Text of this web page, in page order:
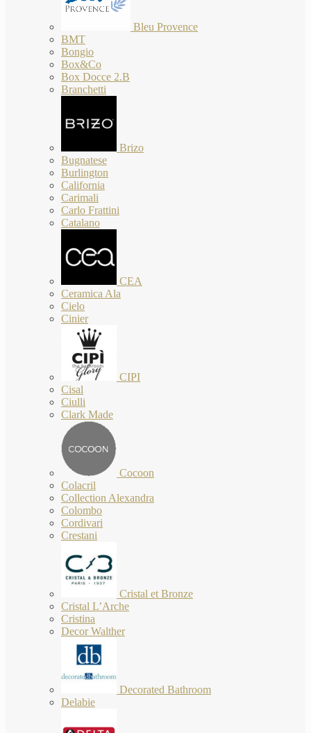
Bleu Provence
BMT
Bongio
Box&Co
Box Docce 2.B
Branchetti
Brizo
Bugnatese
Burlington
California
Carimali
Carlo Frattini
Catalano
CEA
Ceramica Ala
Cielo
Cinier
CIPI
Cisal
Ciulli
Clark Made
Cocoon
Colacril
Collection Alexandra
Colombo
Cordivari
Crestani
Cristal et Bronze
Cristal L’Arche
Cristina
Decor Walther
Decorated Bathroom
Delabie